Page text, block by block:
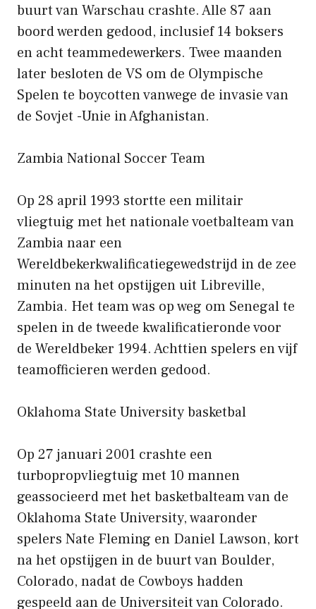
buurt van Warschau crashte. Alle 87 aan
boord werden gedood, inclusief 14 boksers
en acht teammedewerkers. Twee maanden
later besloten de VS om de Olympische
Spelen te boycotten vanwege de invasie van
de Sovjet -Unie in Afghanistan.
Zambia National Soccer Team
Op 28 april 1993 stortte een militair
vliegtuig met het nationale voetbalteam van
Zambia naar een
Wereldbekerkwalificatiegewedstrijd in de zee
minuten na het opstijgen uit Libreville,
Zambia. Het team was op weg om Senegal te
spelen in de tweede kwalificatieronde voor
de Wereldbeker 1994. Achttien spelers en vijf
teamofficieren werden gedood.
Oklahoma State University basketbal
Op 27 januari 2001 crashte een
turbopropvliegtuig met 10 mannen
geassocieerd met het basketbalteam van de
Oklahoma State University, waaronder
spelers Nate Fleming en Daniel Lawson, kort
na het opstijgen in de buurt van Boulder,
Colorado, nadat de Cowboys hadden
gespeeld aan de Universiteit van Colorado.